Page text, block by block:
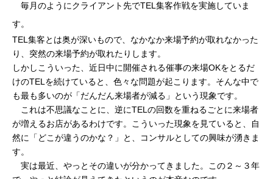
毎月のようにクライアント先でTEL集客作戦を実施していま
す。
TEL集客とは奥が深いもので、なかなか来場予約が取れなかった
り、突然の来場予約が取れたりします。
しかしこういった、近日中に開催される催事の来場OKをとるだ
けのTELを続けていると、色々な問題が起こります。そんな中で
も最も多いのが「だんだん来場者が減る」という現象です。
これは不思議なことに、逆にTELの回数を重ねるごとに来場者
が増えるお店があるわけです。こういった現象を見ていると、自
然に「どこが違うのかな？」と、コンサルとしての興味が湧きま
す。
実は最近、やっとその違いが分かってきました。この２～３年